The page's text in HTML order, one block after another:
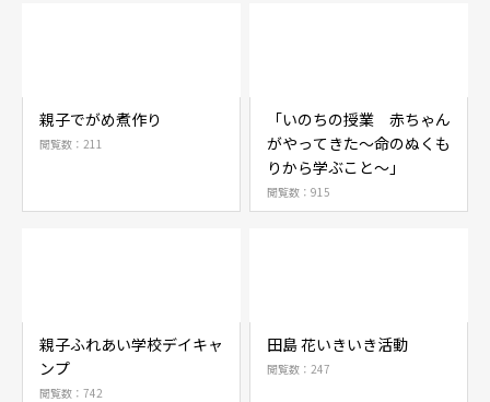
親子でがめ煮作り
閲覧数：211
「いのちの授業 赤ちゃん
がやってきた～命のぬくも
りから学ぶこと～」
閲覧数：915
親子ふれあい学校デイキャ
ンプ
閲覧数：742
田島 花いきいき活動
閲覧数：247